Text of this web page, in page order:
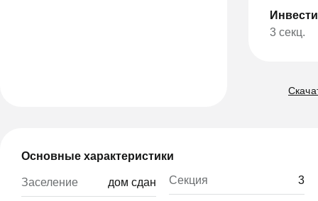
3 секц.
Основные характеристики
Заселение дом сдан Секция 3